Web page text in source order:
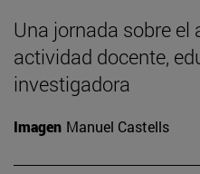
Una jornada sobre el
actividad docente,
investigadora
Imagen Manuel Castells